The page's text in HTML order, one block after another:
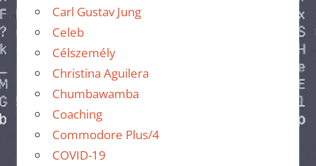
Carl Gustav Jung
Celeb
Célszemély
Christina Aguilera
Chumbawamba
Coaching
Commodore Plus/4
COVID-19